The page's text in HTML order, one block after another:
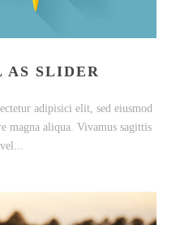
AS SLIDER
adipisici elit, sed eiusmod
magna aliqua. Vivamus sagittis